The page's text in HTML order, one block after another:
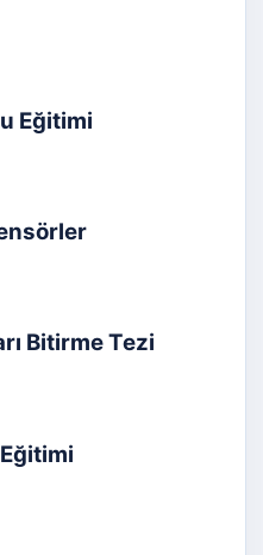
Eğitimi
Bitirme Tezi